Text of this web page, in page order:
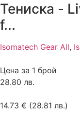
Тениска -
f...
Isomatech Gear All,
Цена за 1 брой
28.80 лв.
14.73 € (28.81 лв.)